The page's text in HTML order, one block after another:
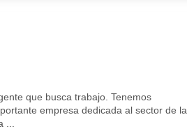
que busca trabajo. Tenemos
empresa dedicada al sector de la